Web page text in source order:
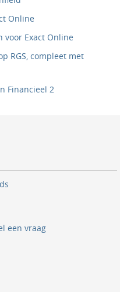
Online
voor Exact Online
RGS, compleet met
Financieel 2
een vraag